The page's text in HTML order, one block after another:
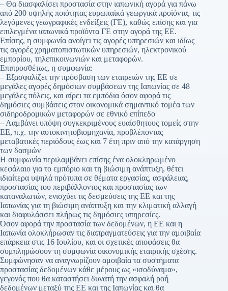
– Θα διασφαλίσει προστασία στην ιαπωνική αγορά για πάνω
από 200 υψηλής ποιότητας ευρωπαϊκά γεωργικά προϊόντα, τις
λεγόμενες γεωγραφικές ενδείξεις (ΓΕ), καθώς επίσης και για
επιλεγμένα ιαπωνικά προϊόντα ΓΕ στην αγορά της ΕΕ.
Επίσης, η συμφωνία ανοίγει τις αγορές υπηρεσιών και ιδίως
τις αγορές χρηματοπιστωτικών υπηρεσιών, ηλεκτρονικού
εμπορίου, τηλεπικοινωνιών και μεταφορών.
Επιπροσθέτως, η συμφωνία:
– Εξασφαλίζει την πρόσβαση των εταιρειών της ΕΕ σε
μεγάλες αγορές δημόσιων συμβάσεων της Ιαπωνίας σε 48
μεγάλες πόλεις, και αίρει τα εμπόδια όσον αφορά τις
δημόσιες συμβάσεις στον οικονομικά σημαντικό τομέα των
σιδηροδρομικών μεταφορών σε εθνικό επίπεδο
– Λαμβάνει υπόψη συγκεκριμένους ευαίσθητους τομείς στην
ΕΕ, π.χ. την αυτοκινητοβιομηχανία, προβλέποντας
μεταβατικές περιόδους έως και 7 έτη πριν από την κατάργηση
των δασμών
Η συμφωνία περιλαμβάνει επίσης ένα ολοκληρωμένο
κεφάλαιο για το εμπόριο και τη βιώσιμη ανάπτυξη, θέτει
ιδιαίτερα υψηλά πρότυπα σε θέματα εργασίας, ασφάλειας,
προστασίας του περιβάλλοντος και προστασίας των
καταναλωτών, ενισχύει τις δεσμεύσεις της ΕΕ και της
Ιαπωνίας για τη βιώσιμη ανάπτυξη και την κλιματική αλλαγή
και διαφυλάσσει πλήρως τις δημόσιες υπηρεσίες.
Όσον αφορά την προστασία των δεδομένων, η ΕΕ και η
Ιαπωνία ολοκλήρωσαν τις διαπραγματεύσεις για την αμοιβαία
επάρκεια στις 16 Ιουλίου, και οι σχετικές αποφάσεις θα
συμπληρώσουν τη συμφωνία οικονομικής εταιρικής σχέσης.
Συμφώνησαν να αναγνωρίζουν αμοιβαία τα συστήματα
προστασίας δεδομένων κάθε μέρους ως «ισοδύναμα»,
γεγονός που θα καταστήσει δυνατή την ασφαλή ροή
δεδομένων μεταξύ της ΕΕ και της Ιαπωνίας και θα